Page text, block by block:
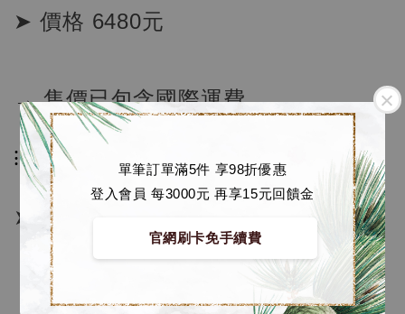
單筆訂單滿5件 享98折優惠
登入會員 每3000元 再享15元回饋金
官網刷卡免手續費
➤ 價格 6480元
→ 售價已包含國際運費
⁝
➤ 訂購方式：
＊至官網下單 🔗